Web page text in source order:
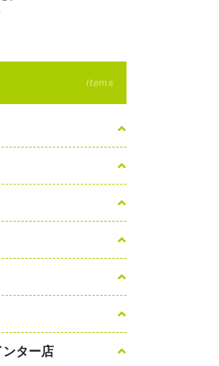
Items
ンター店